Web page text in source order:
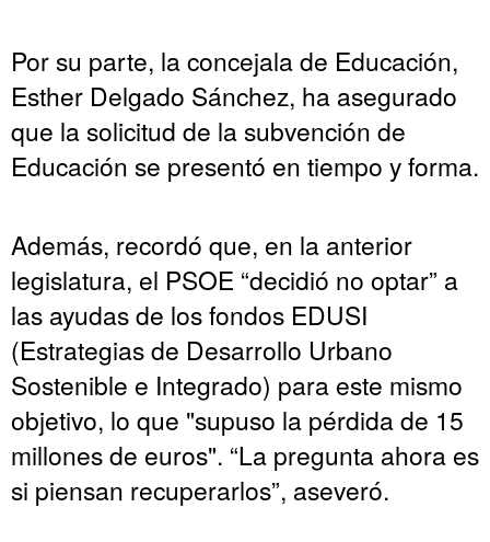
Por su parte, la concejala de Educación,
Esther Delgado Sánchez, ha asegurado
que la solicitud de la subvención de
Educación se presentó en tiempo y forma.
Además, recordó que, en la anterior
legislatura, el PSOE “decidió no optar” a
las ayudas de los fondos EDUSI
(Estrategias de Desarrollo Urbano
Sostenible e Integrado) para este mismo
objetivo, lo que "supuso la pérdida de 15
millones de euros". “La pregunta ahora es
si piensan recuperarlos”, aseveró.